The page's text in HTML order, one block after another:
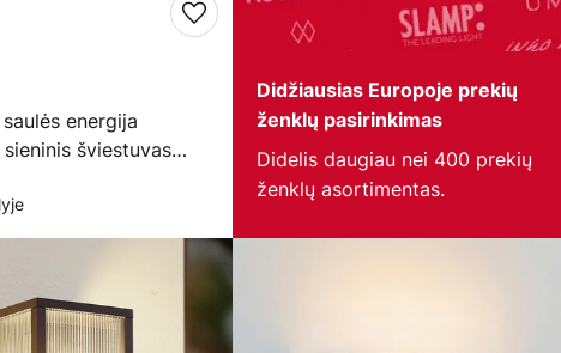
energija
šviestuvas
Didžiausias Europoje prekių
ženklų pasirinkimas
Didelis daugiau nei 400 prekių
ženklų asortimentas.